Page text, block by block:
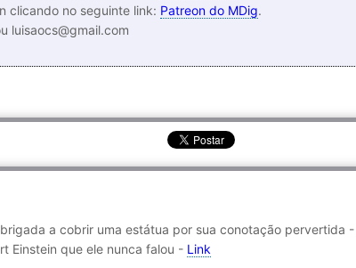
clicando no seguinte link: Patreon do MDig.
luisaocs@gmail.com
a cobrir uma estátua por sua conotação pervertida -
Einstein que ele nunca falou - Link